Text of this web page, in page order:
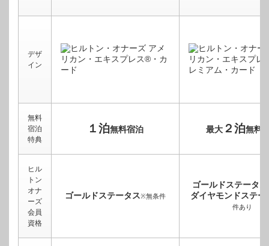
デザ
イン
無料
宿泊
特典
１泊無料宿泊 最大２泊無料
ヒル
トン
オナ
ーズ
会員
資格
ゴールドステータス※無条件
ゴールドステータス
ダイヤモンドステー
件あり